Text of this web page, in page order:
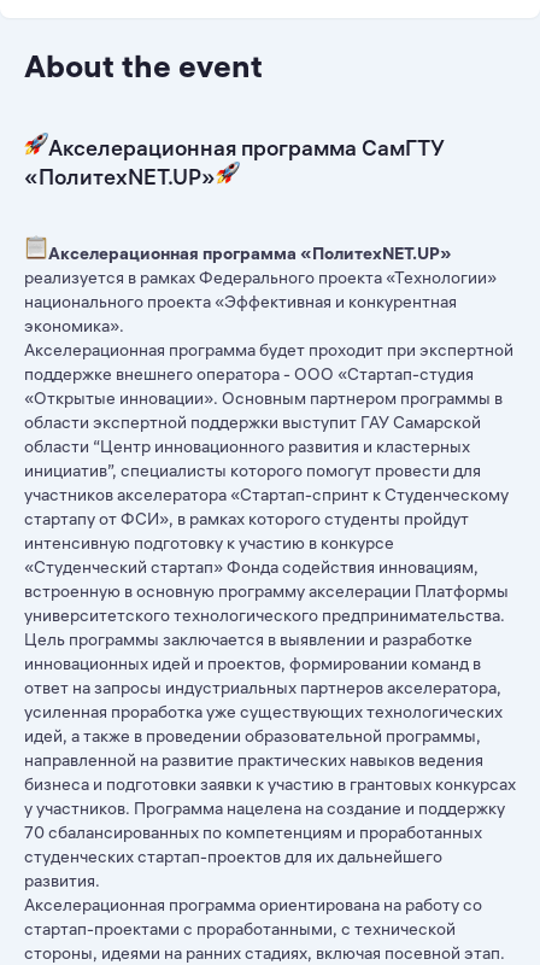
About the event
Акселерационная программа СамГТУ
«ПолитехNET.UP»
Акселерационная программа «ПолитехNET.UP»
реализуется в рамках Федерального проекта «Технологии»
национального проекта «Эффективная и конкурентная
экономика».
Акселерационная программа будет проходит при экспертной
поддержке внешнего оператора - ООО «Стартап-студия
«Открытые инновации». Основным партнером программы в
области экспертной поддержки выступит ГАУ Самарской
области “Центр инновационного развития и кластерных
инициатив”, специалисты которого помогут провести для
участников акселератора «Стартап-спринт к Студенческому
стартапу от ФСИ», в рамках которого студенты пройдут
интенсивную подготовку к участию в конкурсе
«Студенческий стартап» Фонда содействия инновациям,
встроенную в основную программу акселерации Платформы
университетского технологического предпринимательства.
Цель программы заключается в выявлении и разработке
инновационных идей и проектов, формировании команд в
ответ на запросы индустриальных партнеров акселератора,
усиленная проработка уже существующих технологических
идей, а также в проведении образовательной программы,
направленной на развитие практических навыков ведения
бизнеса и подготовки заявки к участию в грантовых конкурсах
у участников. Программа нацелена на создание и поддержку
70 сбалансированных по компетенциям и проработанных
студенческих стартап-проектов для их дальнейшего
развития.
Акселерационная программа ориентирована на работу со
стартап-проектами с проработанными, с технической
стороны, идеями на ранних стадиях, включая посевной этап.